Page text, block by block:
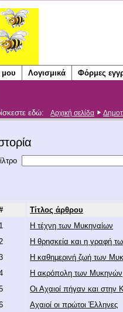
μου Λογισμικά Φόρμες
εδώ: Αρχική σελίδα
Τίτλος άρθρου
1
Η τέχνη των Μυκηναίων
2
Η θρησκεία και η γραφή
Η καθημερινή ζωή των
Η ακρόπολη των Μυκηνών
Οι Αχαιοί πήγαν και στην
Αχαιοί οι πρώτοι Έλληνες